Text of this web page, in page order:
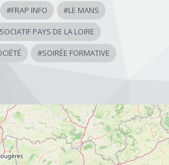
#FRAP INFO #LE MANS
PAYS DE LA LOIRE
#SOIRÉE FORMATIVE